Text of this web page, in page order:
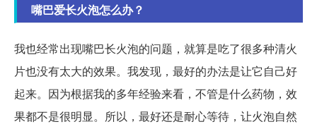
嘴巴爱长火泡怎么办？
我也经常出现嘴巴长火泡的问题，就算是吃了很多种清火
片也没有太大的效果。我发现，最好的办法是让它自己好
起来。因为根据我的多年经验来看，不管是什么药物，效
果都不是很明显。所以，最好还是耐心等待，让火泡自然